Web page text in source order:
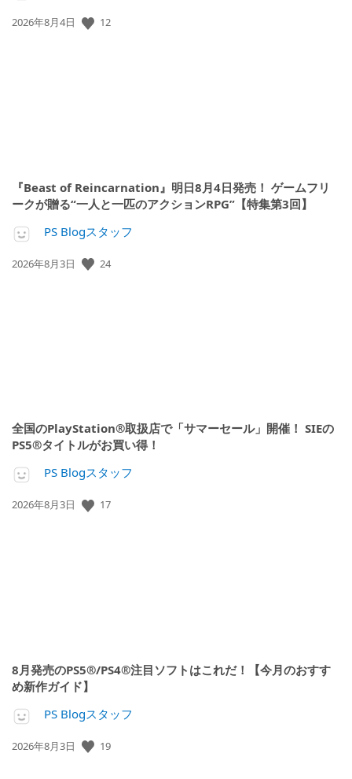
公
2026年8月4日 12
『Beast of Reincarnation』明日8月4日発売！ ゲームフリ
ークが贈る“一人と一匹のアクションRPG”【特集第3回】
PS Blogスタッフ
公
2026年8月3日 24
全国のPlayStation®取扱店で「サマーセール」開催！ SIEの
PS5®タイトルがお買い得！
PS Blogスタッフ
公
2026年8月3日 17
8月発売のPS5®/PS4®注目ソフトはこれだ！【今月のおすす
め新作ガイド】
PS Blogスタッフ
公
2026年8月3日 19